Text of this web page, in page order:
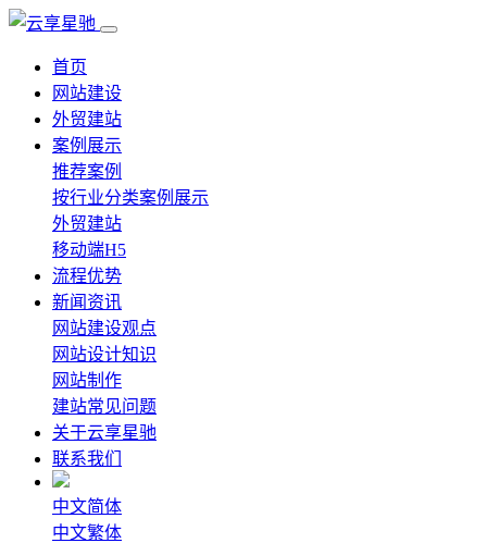
首页
网站建设
外贸建站
案例展示
推荐案例
按行业分类案例展示
外贸建站
移动端H5
流程优势
新闻资讯
网站建设观点
网站设计知识
网站制作
建站常见问题
关于云享星驰
联系我们
中文简体
中文繁体